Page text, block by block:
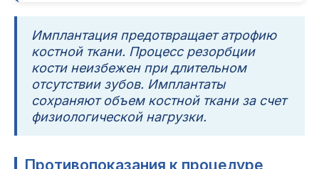
Имплантация предотвращает атрофию
костной ткани. Процесс резорбции
кости неизбежен при длительном
отсутствии зубов. Имплантаты
сохраняют объем костной ткани за счет
физиологической нагрузки.
Противопоказания к процедуре